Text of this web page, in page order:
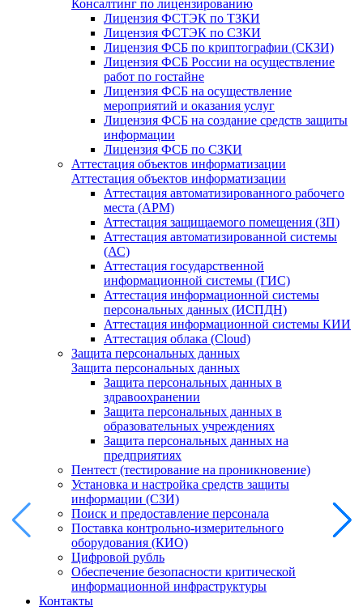
Консалтинг по лицензированию
Лицензия ФСТЭК по ТЗКИ
Лицензия ФСТЭК по СЗКИ
Лицензия ФСБ по криптографии (СКЗИ)
Лицензия ФСБ России на осуществление
работ по гостайне
Лицензия ФСБ на осуществление
мероприятий и оказания услуг
Лицензия ФСБ на создание средств защиты
информации
Лицензия ФСБ по СЗКИ
Аттестация объектов информатизации
Аттестация объектов информатизации
Аттестация автоматизированного рабочего
места (АРМ)
Аттестация защищаемого помещения (ЗП)
Аттестация автоматизированной системы
(АС)
Аттестация государственной
информационной системы (ГИС)
Аттестация информационной системы
персональных данных (ИСПДН)
Аттестация информационной системы КИИ
Аттестация облака (Cloud)
Защита персональных данных
Защита персональных данных
Защита персональных данных в
здравоохранении
Защита персональных данных в
образовательных учреждениях
Защита персональных данных на
предприятиях
Пентест (тестирование на проникновение)
Установка и настройка средств защиты
информации (СЗИ)
Поиск и предоставление персонала
Поставка контрольно-измерительного
оборудования (КИО)
Цифровой рубль
Обеспечение безопасности критической
информационной инфраструктуры
Контакты